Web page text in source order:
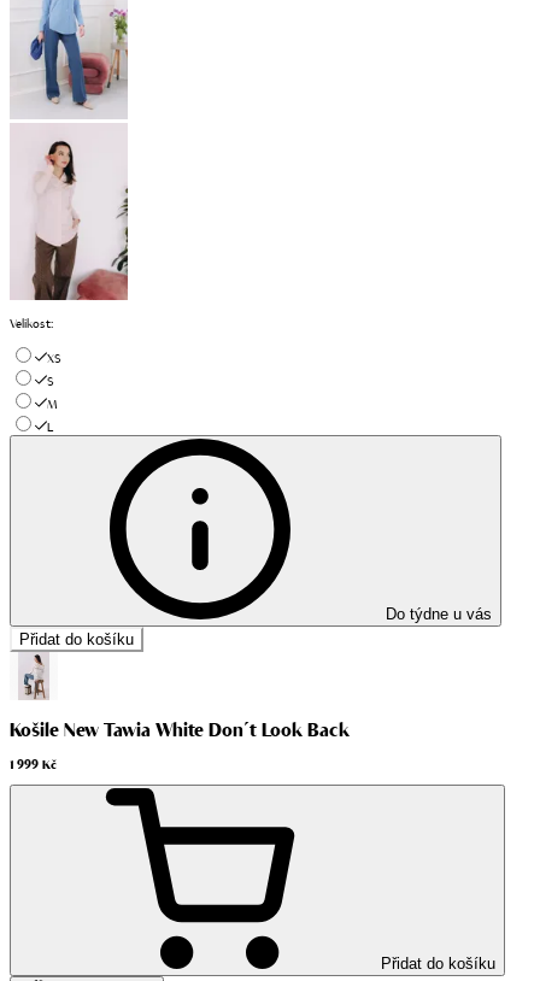
Velikost:
XS
S
M
L
Do týdne u vás
Přidat do košíku
Košile New Tawia White Don´t Look Back
1 999 Kč
Přidat do košíku